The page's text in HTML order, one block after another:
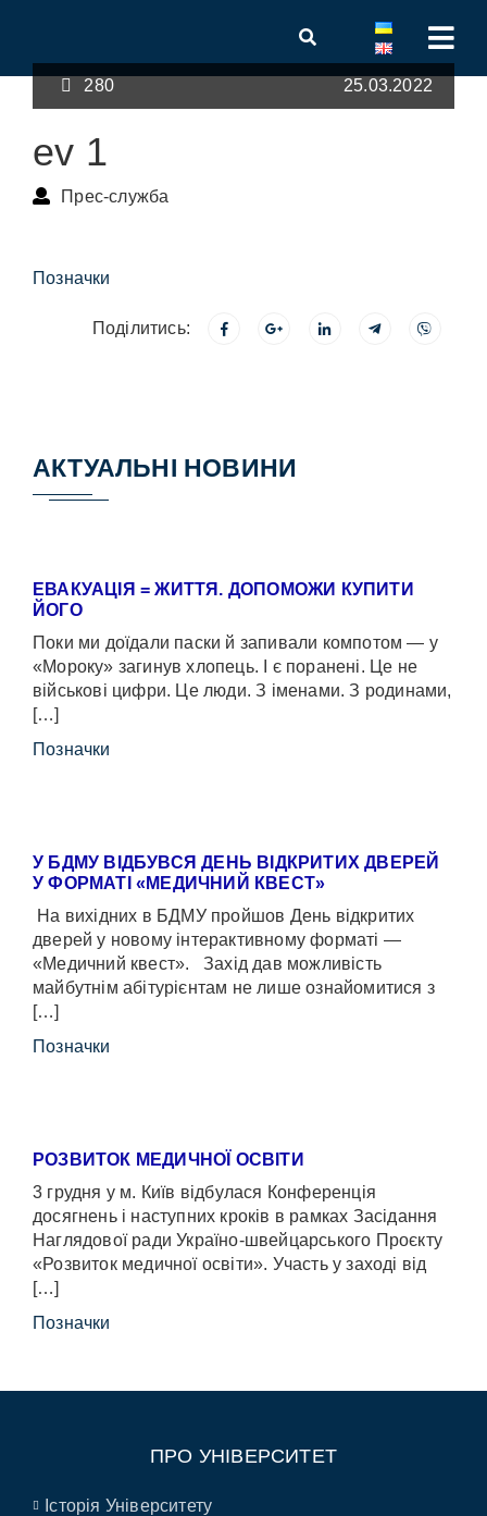
280 25.03.2022
ev 1
Прес-служба
Позначки
Поділитись:
АКТУАЛЬНІ НОВИНИ
ЕВАКУАЦІЯ = ЖИТТЯ. ДОПОМОЖИ КУПИТИ
ЙОГО
Поки ми доїдали паски й запивали компотом — у
«Мороку» загинув хлопець. І є поранені. Це не
військові цифри. Це люди. З іменами. З родинами,
[…]
Позначки
У БДМУ ВІДБУВСЯ ДЕНЬ ВІДКРИТИХ ДВЕРЕЙ
У ФОРМАТІ «МЕДИЧНИЙ КВЕСТ»
На вихідних в БДМУ пройшов День відкритих
дверей у новому інтерактивному форматі —
«Медичний квест». Захід дав можливість
майбутнім абітурієнтам не лише ознайомитися з
[…]
Позначки
РОЗВИТОК МЕДИЧНОЇ ОСВІТИ
3 грудня у м. Київ відбулася Конференція
досягнень і наступних кроків в рамках Засідання
Наглядової ради Україно-швейцарського Проєкту
«Розвиток медичної освіти». Участь у заході від
[…]
Позначки
ПРО УНІВЕРСИТЕТ
Історія Університету